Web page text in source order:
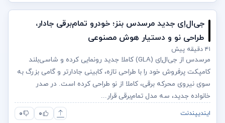
جی‌ال‌اِی جدید مرسدس بنز؛ خودرو تمام‌برقی جادار،
طراحی نو و دستیار هوش مصنوعی
۴۱ دقیقه پیش
مرسدس از جی‌ال‌اِی (GLA) کاملا جدید رونمایی کرده و شاسی‌بلند
کامپکت پرفروش خود را با طراحی تازه، کابینی جادارتر و گامی بزرگ به
سوی نیروی محرکه برقی، کاملا از نو طراحی کرده است. در صدر
خانواده جدید، سه مدل تمام‌برقی قرار...
ایندیپندنت ۰ ۰